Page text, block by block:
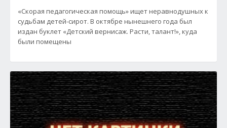
«Скорая педагогическая помощь» ищет неравнодушных к
судьбам детей-сирот. В октябре нынешнего года был
издан буклет «Детский вернисаж. Расти, талант!», куда
были помещены